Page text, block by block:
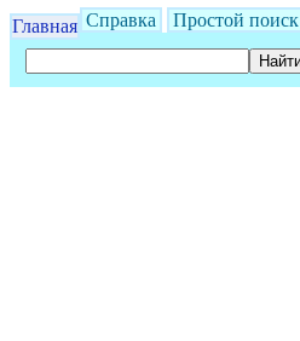
Главная Справка Простой поиск